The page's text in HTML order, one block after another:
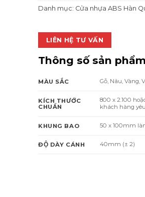
Danh mục: Cửa nhựa ABS Hàn
LIÊN HỆ TƯ VẤN
Thông số sản phẩm
MÀU SẮC Gỗ, Nâu, Vàng,
KÍCH THƯỚC
CHUẨN
800 x 2.100
khách hàng
KHUNG BAO 50 x 100mm
ĐỘ DÀY CÁNH 40mm (± 2)